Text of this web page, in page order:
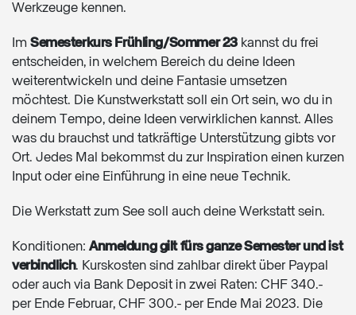
Werkzeuge kennen.
Im Semesterkurs Frühling/Sommer 23kannst du frei
entscheiden, in welchem Bereich du deine Ideen
weiterentwickeln und deine Fantasie umsetzen
möchtest. Die Kunstwerkstatt soll ein Ort sein, wo du in
deinem Tempo, deine Ideen verwirklichen kannst. Alles
was du brauchst und tatkräftige Unterstützung gibts vor
Ort. Jedes Mal bekommst du zur Inspiration einen kurzen
Input oder eine Einführung in eine neue Technik.
Die Werkstatt zum See soll auch deine Werkstatt sein.
Konditionen: Anmeldung gilt fürs ganze Semester und ist
verbindlich. Kurskosten sind zahlbar direkt über Paypal
oder auch via Bank Deposit in zwei Raten: CHF 340.-
per Ende Februar, CHF 300.- per Ende Mai 2023. Die